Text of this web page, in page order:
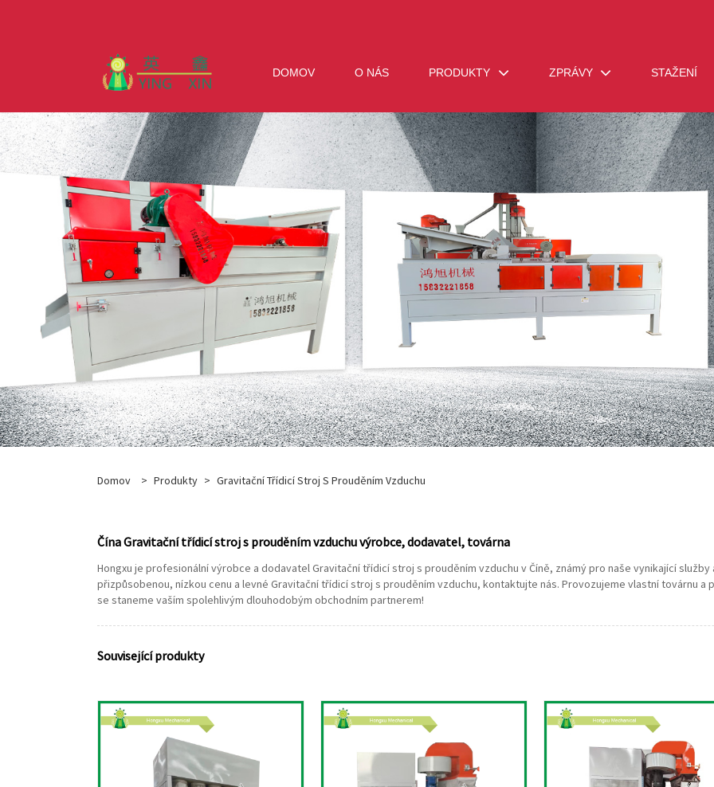
DOMOV O NÁS PRODUKTY ZPRÁVY STAŽENÍ
Domov > Produkty > Gravitační Třídicí Stroj S Prouděním Vzduchu
Čína Gravitační třídicí stroj s prouděním vzduchu výrobce, dodavatel, továrna
Hongxu je profesionální výrobce a dodavatel Gravitační třídicí stroj s prouděním vzduchu v Číně, známý pro naše vynikající služby
přizpůsobenou, nízkou cenu a levné Gravitační třídicí stroj s prouděním vzduchu, kontaktujte nás. Provozujeme vlastní továrnu a
se staneme vaším spolehlivým dlouhodobým obchodním partnerem!
Související produkty